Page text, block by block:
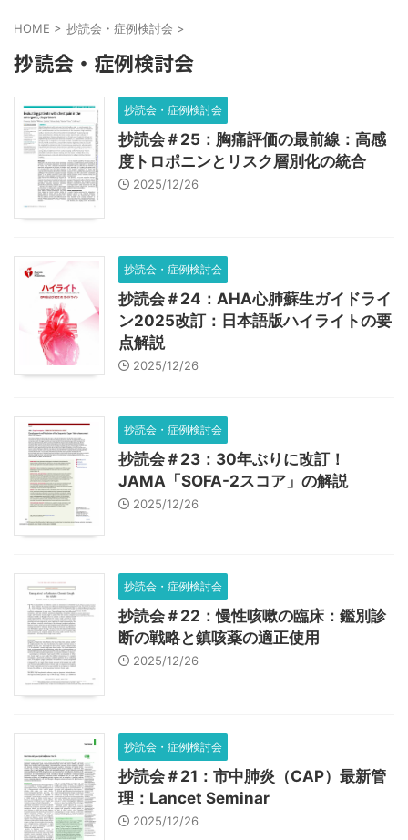
HOME > 抄読会・症例検討会 >
抄読会・症例検討会
抄読会・症例検討会
抄読会＃25：胸痛評価の最前線：高感
度トロポニンとリスク層別化の統合
2025/12/26
抄読会・症例検討会
抄読会＃24：AHA心肺蘇生ガイドライ
ン2025改訂：日本語版ハイライトの要
点解説
2025/12/26
抄読会・症例検討会
抄読会＃23：30年ぶりに改訂！
JAMA「SOFA-2スコア」の解説
2025/12/26
抄読会・症例検討会
抄読会＃22：慢性咳嗽の臨床：鑑別診
断の戦略と鎮咳薬の適正使用
2025/12/26
抄読会・症例検討会
抄読会＃21：市中肺炎（CAP）最新管
理：Lancet Seminar
2025/12/26